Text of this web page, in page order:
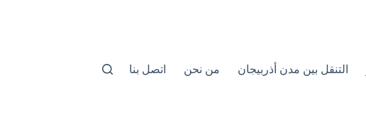
التنقل بين مدن أذربيجان من نحن اتصل بنا